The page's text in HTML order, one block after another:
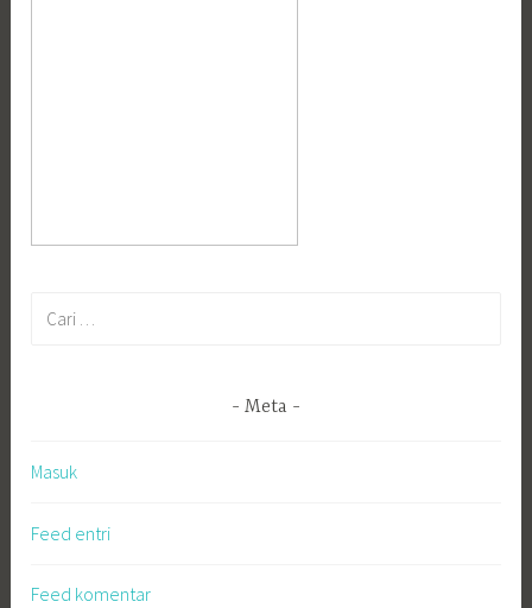
Meta
Masuk
Feed entri
Feed komentar